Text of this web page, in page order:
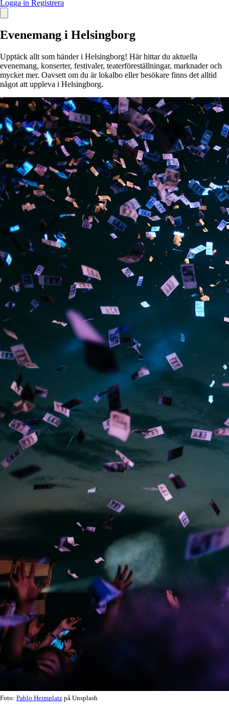
Logga in Registrera
Evenemang i Helsingborg
Upptäck allt som händer i Helsingborg! Här hittar du aktuella
evenemang, konserter, festivaler, teaterföreställningar, marknader och
mycket mer. Oavsett om du är lokalbo eller besökare finns det alltid
något att uppleva i Helsingborg.
Foto: Pablo Heimplatz på Unsplash